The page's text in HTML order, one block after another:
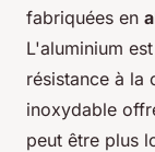
fabriquées en
L'aluminium
résistance à la
inoxydable
peut être plus